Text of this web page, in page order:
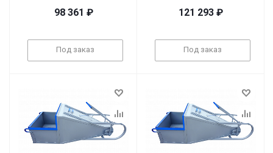
98 361 ₽
Под заказ
121 293 ₽
Под заказ